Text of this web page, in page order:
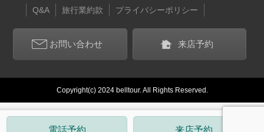
Q&A 旅行業約款 プライバシーポリシー
お問い合わせ 来店予約
Copyright(c) 2024 belltour. All Rights Reserved.
電話予約 来店予約